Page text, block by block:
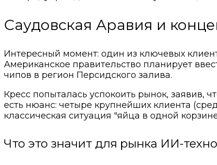
Саудовская Аравия и
Интересный момент: один из ключевых
Американское правительство планирует
чипов в регион Персидского залива.
Кресс попыталась успокоить рынок, заявив,
есть нюанс: четыре крупнейших клиента
классическая ситуация "яйца в одной
Что это значит для рынка ИИ-